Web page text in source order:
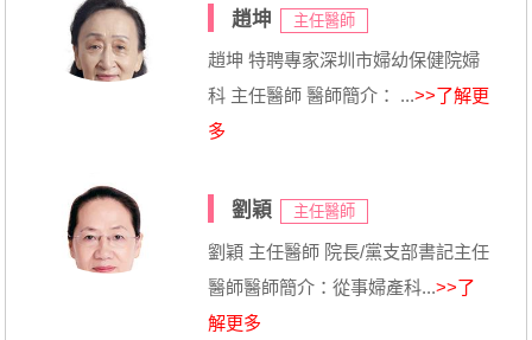
趙坤 主任醫師
趙坤 特聘專家深圳市婦幼保健院婦
科 主任醫師 醫師簡介： ...>>了解更
多
劉穎 主任醫師
劉穎 主任醫師 院長/黨支部書記主任
醫師醫師簡介：從事婦產科...>>了
解更多